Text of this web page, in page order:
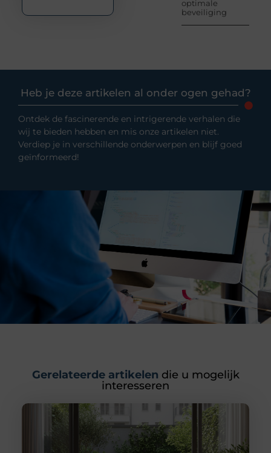
optimale
beveiliging
Heb je deze artikelen al onder ogen gehad?
Ontdek de fascinerende en intrigerende verhalen die
wij te bieden hebben en mis onze artikelen niet.
Verdiep je in verschillende onderwerpen en blijf goed
geïnformeerd!
Gerelateerde artikelen die u mogelijk
interesseren